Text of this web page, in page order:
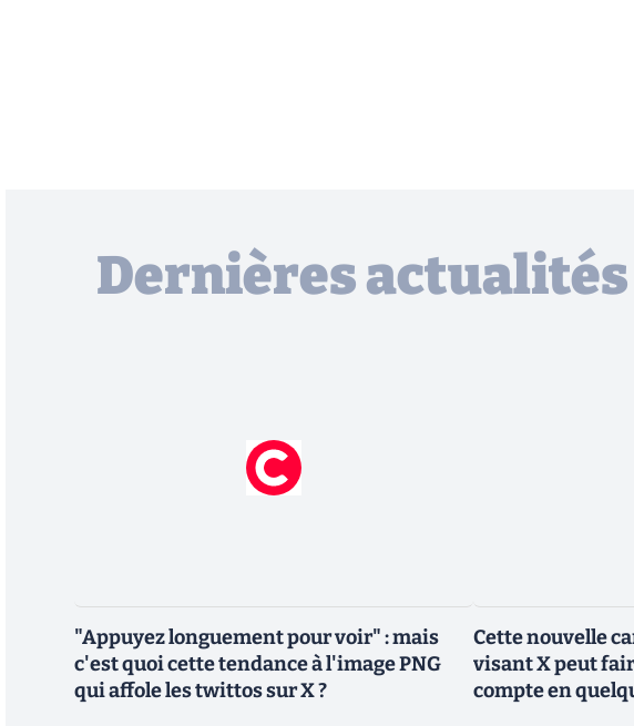
Dernières actualités
"Appuyez longuement pour voir" : mais
c'est quoi cette tendance à l'image PNG
qui affole les twittos sur X ?
Cette nouvelle
visant X peut
compte en